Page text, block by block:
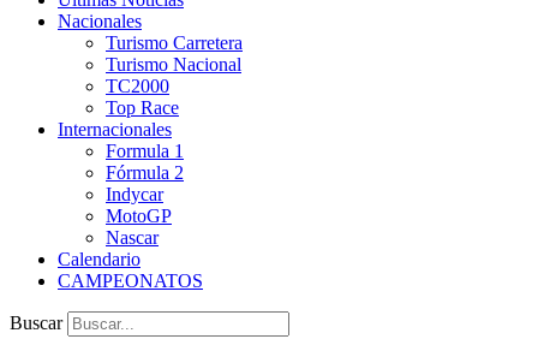
Nacionales
Turismo Carretera
Turismo Nacional
TC2000
Top Race
Internacionales
Formula 1
Fórmula 2
Indycar
MotoGP
Nascar
Calendario
CAMPEONATOS
Buscar